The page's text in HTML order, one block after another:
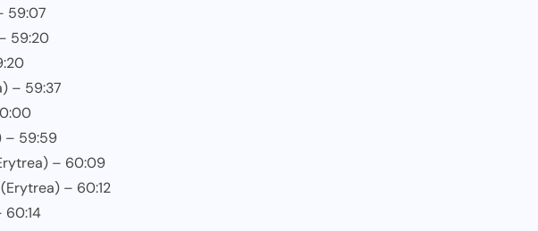
59:07
59:20
– 59:37
– 59:59
– 60:09
– 60:12
60:14